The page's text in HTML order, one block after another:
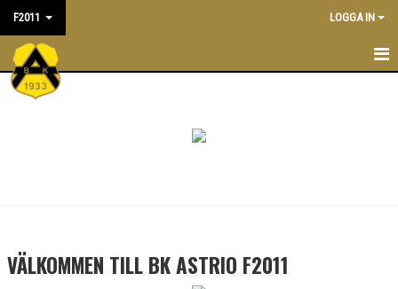
F2011 LOGGA IN
F2011
VÄLKOMMEN TILL BK ASTRIO F2011